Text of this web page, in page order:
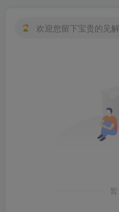
欢迎您留下宝贵的见解